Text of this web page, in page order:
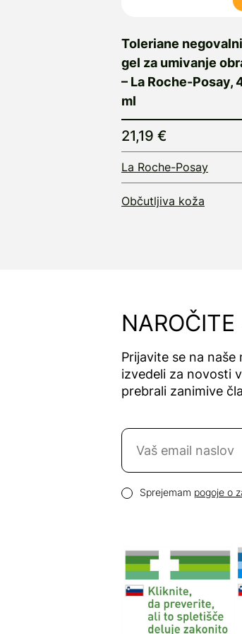
Toleriane negovalni
gel za umivanje
– La Roche-Posay,
ml
21,19 €
La Roche-Posay
Občutljiva koža
Prijavite se na
izvedeli za novosti
prebrali zanimive
Naročite se na
Pogoji zasebnosti
Sprejemam pogoje o